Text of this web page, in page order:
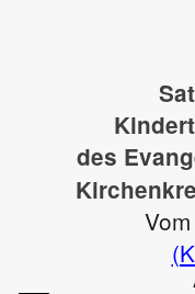
des